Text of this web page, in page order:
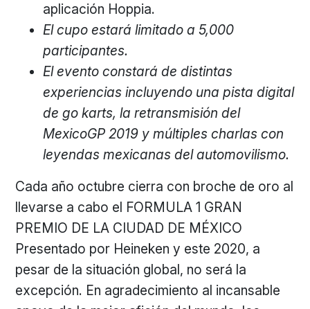
aplicación Hoppia.
El cupo estará limitado a 5,000
participantes.
El evento constará de distintas
experiencias incluyendo una pista digital
de go karts, la retransmisión del
MexicoGP 2019 y múltiples charlas con
leyendas mexicanas del automovilismo.
Cada año octubre cierra con broche de oro al
llevarse a cabo el FORMULA 1 GRAN
PREMIO DE LA CIUDAD DE MÉXICO
Presentado por Heineken y este 2020, a
pesar de la situación global, no será la
excepción. En agradecimiento al incansable